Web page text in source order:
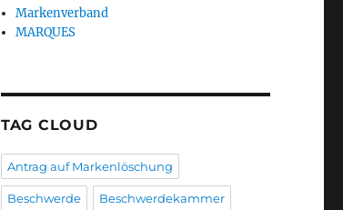
Markenverband
MARQUES
TAG CLOUD
Antrag auf Markenlöschung
Beschwerde Beschwerdekammer